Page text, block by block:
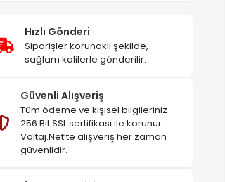
Hızlı Gönderi
Siparişler korunaklı şekilde,
sağlam kolilerle gönderilir.
Güvenli Alışveriş
Tüm ödeme ve kişisel bilgileriniz
256 Bit SSL sertifikası ile korunur.
Voltaj.Net’te alışveriş her zaman
güvenlidir.